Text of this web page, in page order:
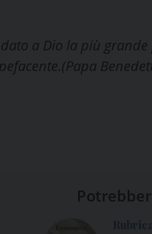
a Dio la più
(Papa